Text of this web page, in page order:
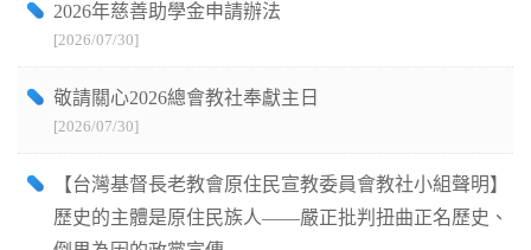
2026年慈善助學金申請辦法
[2026/07/30]
敬請關心2026總會教社奉獻主日
[2026/07/30]
【台灣基督長老教會原住民宣教委員會教社小組聲明】
歷史的主體是原住民族人——嚴正批判扭曲正名歷史、